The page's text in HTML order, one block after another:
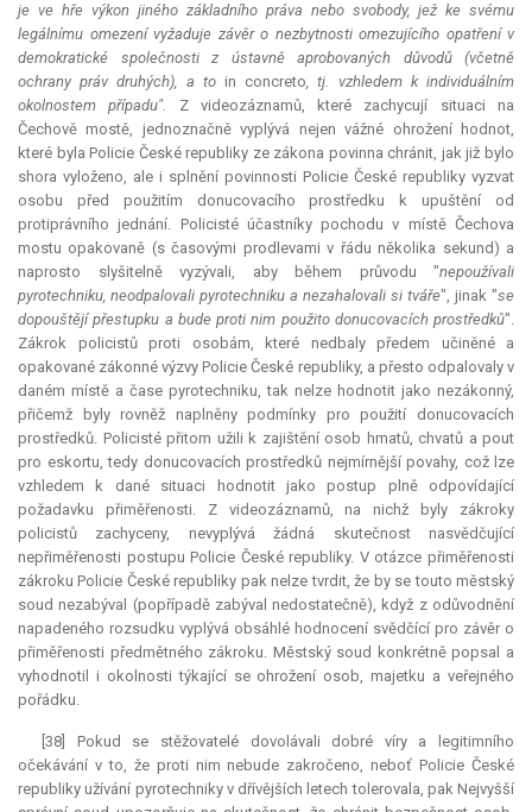
je ve hře výkon jiného základního práva nebo svobody, jež ke svému
legálnímu omezení vyžaduje závěr o nezbytnosti omezujícího opatření v
demokratické společnosti z ústavně aprobovaných důvodů (včetně
ochrany práv druhých), a to in concreto, tj. vzhledem k individuálním
okolnostem případu". Z videozáznamů, které zachycují situaci na
Čechově mostě, jednoznačně vyplývá nejen vážné ohrožení hodnot,
které byla Policie České republiky ze zákona povinna chránit, jak již bylo
shora vyloženo, ale i splnění povinnosti Policie České republiky vyzvat
osobu před použitím donucovacího prostředku k upuštění od
protiprávního jednání. Policisté účastníky pochodu v místě Čechova
mostu opakovaně (s časovými prodlevami v řádu několika sekund) a
naprosto slyšitelně vyzývali, aby během průvodu "nepoužívali
pyrotechniku, neodpalovali pyrotechniku a nezahalovali si tváře", jinak "se
dopouštějí přestupku a bude proti nim použito donucovacích prostředků".
Zákrok policistů proti osobám, které nedbaly předem učiněné a
opakované zákonné výzvy Policie České republiky, a přesto odpalovaly v
daném místě a čase pyrotechniku, tak nelze hodnotit jako nezákonný,
přičemž byly rovněž naplněny podmínky pro použití donucovacích
prostředků. Policisté přitom užili k zajištění osob hmatů, chvatů a pout
pro eskortu, tedy donucovacích prostředků nejmírnější povahy, což lze
vzhledem k dané situaci hodnotit jako postup plně odpovídající
požadavku přiměřenosti. Z videozáznamů, na nichž byly zákroky
policistů zachyceny, nevyplývá žádná skutečnost nasvědčující
nepřiměřenosti postupu Policie České republiky. V otázce přiměřenosti
zákroku Policie České republiky pak nelze tvrdit, že by se touto městský
soud nezabýval (popřípadě zabýval nedostatečně), když z odůvodnění
napadeného rozsudku vyplývá obsáhlé hodnocení svědčící pro závěr o
přiměřenosti předmětného zákroku. Městský soud konkrétně popsal a
vyhodnotil i okolnosti týkající se ohrožení osob, majetku a veřejného
pořádku.
[38] Pokud se stěžovatelé dovolávali dobré víry a legitimního
očekávání v to, že proti nim nebude zakročeno, neboť Policie České
republiky užívání pyrotechniky v dřívějších letech tolerovala, pak Nejvyšší